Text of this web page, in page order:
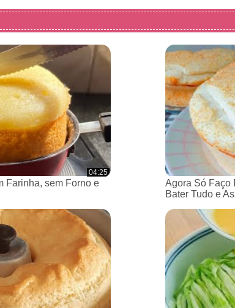
04:25
Farinha, sem Forno e
Agora Só Faço
Bater Tudo e